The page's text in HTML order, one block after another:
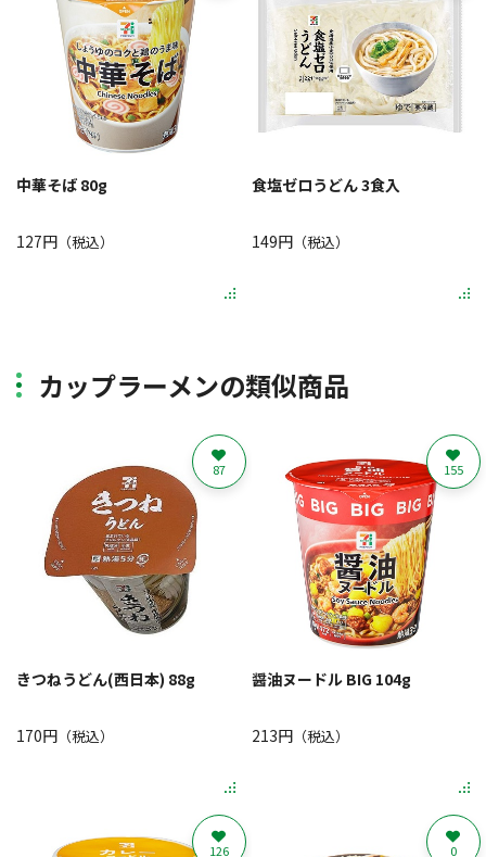
中華そば 80g
127円 （税込）
食塩ゼロうどん 3食入
149円（税込）
カップラーメンの類似商品
きつねうどん(西日本) 88g
170円 （税込）
87
醤油ヌードル BIG 104g
213円（税込）
155
126 0